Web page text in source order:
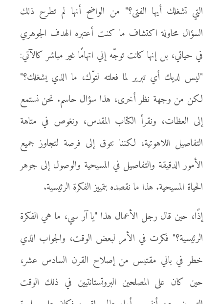
التي تشغلك أيها الفتى؟" من الواضح أنها لم تطرح ذلك
السؤال محاولة اكتشاف ما كنت أعتبره الهدف الجوهري
في حياتي، بل إنها كانت توجّه إلي اتهامًا غير مباشر كالآتي:
"ليس لديك أي تبرير لما فعلته لتوّك، ما الذي يشغلك؟"
لكن من وجهة نظر أخرى، هذا سؤال حاسم. نحن نستمع
إلى العظات، ونقرأ الكتاب المقدس، ونغوص في متاهة
التفاصيل اللاهوتية، لكننا نتوق إلى فرصة لتجاوز جميع
الأمور الدقيقة والتفاصيل في المسيحية والوصول إلى جوهر
الحياة المسيحية. هذا ما نقصده بتمييز الفكرة الرئيسية.
إذًا، حين قال رجل الأعمال هذا "يا آر سي، ما هي الفكرة
الرئيسية؟" فكرت في الأمر لبعض الوقت، والجواب الذي
خطر في بالي مقتبس من إصلاح القرن السادس عشر،
حين كان على المصلحين البروتستانتيين في ذلك الوقت